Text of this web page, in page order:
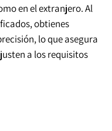
en el extranjero. Al
obtienes
lo que asegura
a los requisitos